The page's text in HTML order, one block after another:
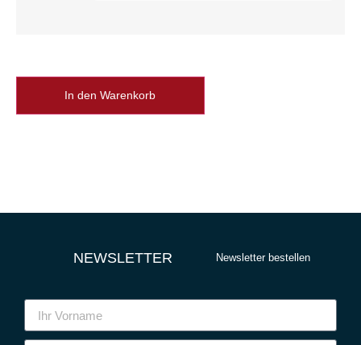
In den Warenkorb
NEWSLETTER Newsletter bestellen